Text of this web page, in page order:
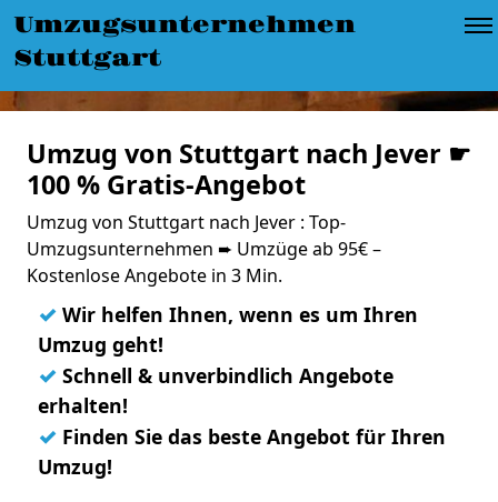
Umzugsunternehmen
Stuttgart
Umzug von Stuttgart nach Jever ☛
100 % Gratis-Angebot
Umzug von Stuttgart nach Jever : Top-
Umzugsunternehmen ➨ Umzüge ab 95€ –
Kostenlose Angebote in 3 Min.
✓ Wir helfen Ihnen, wenn es um Ihren
Umzug geht!
✓ Schnell & unverbindlich Angebote
erhalten!
✓ Finden Sie das beste Angebot für Ihren
Umzug!